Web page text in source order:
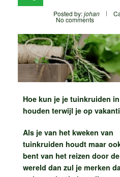
Posted by:johan
No comments
Hoe kun je je tuinkruiden
houden terwijl je op
Als je van het kweken van
tuinkruiden houdt maar
bent van het reizen door
wereld dan zul je merken